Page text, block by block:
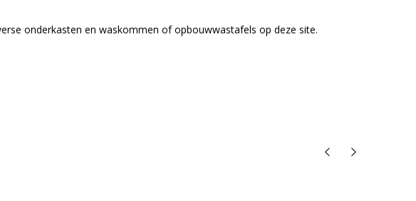
onderkasten en waskommen of opbouwwastafels op deze site.